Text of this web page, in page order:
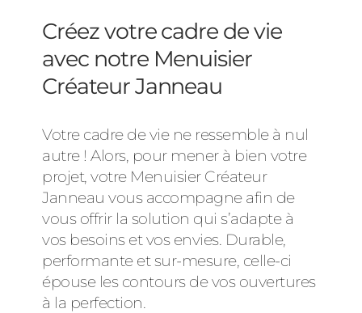
Créez votre cadre de vie
avec notre Menuisier
Créateur Janneau
Votre cadre de vie ne ressemble à nul
autre ! Alors, pour mener à bien votre
projet, votre Menuisier Créateur
Janneau vous accompagne afin de
vous offrir la solution qui s’adapte à
vos besoins et vos envies. Durable,
performante et sur-mesure, celle-ci
épouse les contours de vos ouvertures
à la perfection.